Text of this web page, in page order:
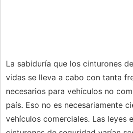
La sabiduría que los cinturones
vidas se lleva a cabo con tanta
necesarios para vehículos no
país. Eso no es necesariamente
vehículos comerciales. Las leyes